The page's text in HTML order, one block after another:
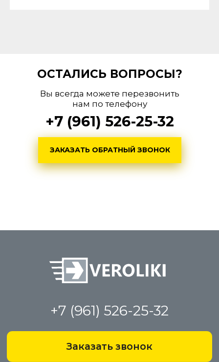
ОСТАЛИСЬ ВОПРОСЫ?
ЗАКАЗАТЬ ОБРАТНЫЙ ЗВОНОК
Вы всегда можете перезвонить
нам по телефону
+7 (961) 526-25-32